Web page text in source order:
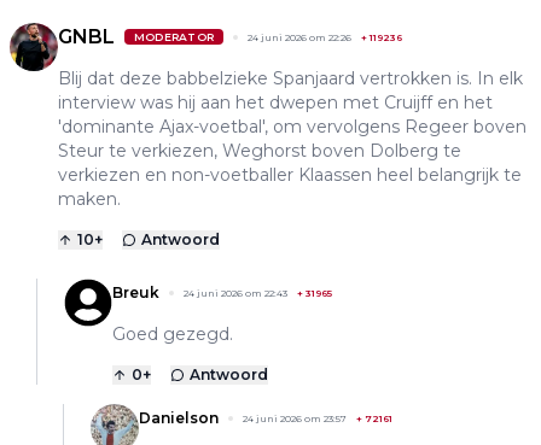
GNBL MODERATOR 24 juni 2026 om 22:26 +119236
Blij dat deze babbelzieke Spanjaard vertrokken is. In elk
interview was hij aan het dwepen met Cruijff en het
'dominante Ajax-voetbal', om vervolgens Regeer boven
Steur te verkiezen, Weghorst boven Dolberg te
verkiezen en non-voetballer Klaassen heel belangrijk te
maken.
10+ Antwoord
Breuk 24 juni 2026 om 22:43 + 31965
Goed gezegd.
0+ Antwoord
Danielson 24 juni 2026 om 23:57 + 72161